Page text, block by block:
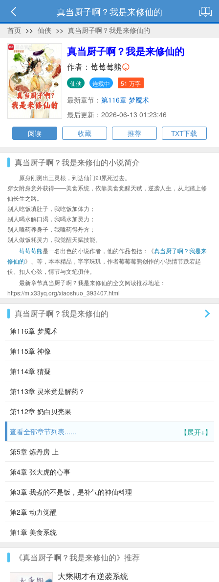
真当厨子啊？我是来修仙的
首页 >> 仙侠 >> 真当厨子啊？我是来修仙的
真当厨子啊？我是来修仙的
作者： 莓莓莓熊
仙侠 连载中 51 万字
最新章节： 第116章 梦魇术
最后更新：2026-06-13 01:23:46
阅读
收藏 推荐 TXT下载
真当厨子啊？我是来修仙的小说简介
原身刚测出三灵根，到达仙门却累死过去。
穿女附身意外获得——美食系统，依靠美食觉醒天赋，逆袭人生，从此踏上修
仙长生之路。
别人吃饭填肚子，我吃饭加体力；
别人喝水解口渴，我喝水加灵力；
别人嗑药养身子，我嗑药得丹方；
别人做饭耗灵力，我觉醒天赋技能。
莓莓莓熊是一名出色的小说作者，他的作品包括：《真当厨子啊？我是来
修仙的》、等，本本精品，字字珠玑，作者莓莓莓熊创作的小说情节跌宕起
伏、扣人心弦，情节与文笔俱佳。
最新章节真当厨子啊？我是来修仙的全文阅读推荐地址：
https://m.x33yq.org/xiaoshuo_393407.html
真当厨子啊？我是来修仙的
第116章 梦魇术
第115章 神像
第114章 猜疑
第113章 灵米竟是解药？
第112章 奶白贝壳果
【展开+】
查看全部章节列表......
第5章 炼丹房 上
第4章 张大虎的心事
第3章 我煮的不是饭，是补气的神仙料理
第2章 动力觉醒
第1章 美食系统
《真当厨子啊？我是来修仙的》推荐
大乘期才有逆袭系统